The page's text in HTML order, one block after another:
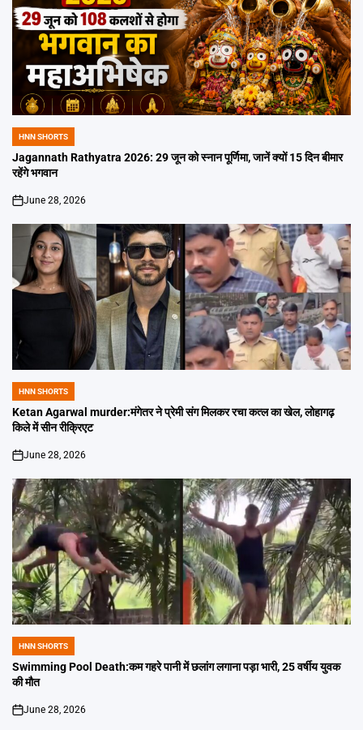
POSTED
IN
HNN SHORTS
Jagannath Rathyatra 2026: 29 जून को स्नान पूर्णिमा, जानें क्यों 15 दिन बीमार
रहेंगे भगवान
on
June 28, 2026
POSTED
IN
HNN SHORTS
Ketan Agarwal murder:मंगेतर ने प्रेमी संग मिलकर रचा कत्ल का खेल, लोहागढ़
किले में सीन रीक्रिएट
on
June 28, 2026
POSTED
IN
HNN SHORTS
Swimming Pool Death:कम गहरे पानी में छलांग लगाना पड़ा भारी, 25 वर्षीय युवक
की मौत
on
June 28, 2026